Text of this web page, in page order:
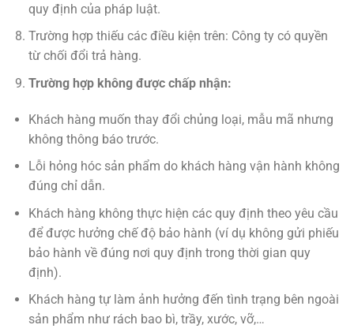
quy định của pháp luật.
Trường hợp thiếu các điều kiện trên: Công ty có quyền
từ chối đổi trả hàng.
Trường hợp không được chấp nhận:
Khách hàng muốn thay đổi chủng loại, mẫu mã nhưng
không thông báo trước.
Lỗi hỏng hóc sản phẩm do khách hàng vận hành không
đúng chỉ dẫn.
Khách hàng không thực hiện các quy định theo yêu cầu
để được hưởng chế độ bảo hành (ví dụ không gửi phiếu
bảo hành về đúng nơi quy định trong thời gian quy
định).
Khách hàng tự làm ảnh hưởng đến tình trạng bên ngoài
sản phẩm như rách bao bì, trầy, xước, vỡ,…